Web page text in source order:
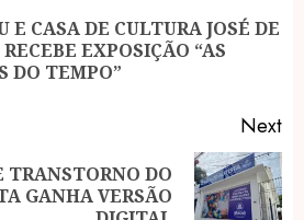
E CASA DE CULTURA JOSÉ DE
EXPOSIÇÃO “AS
DO TEMPO”
Next
TRANSTORNO DO
GANHA VERSÃO